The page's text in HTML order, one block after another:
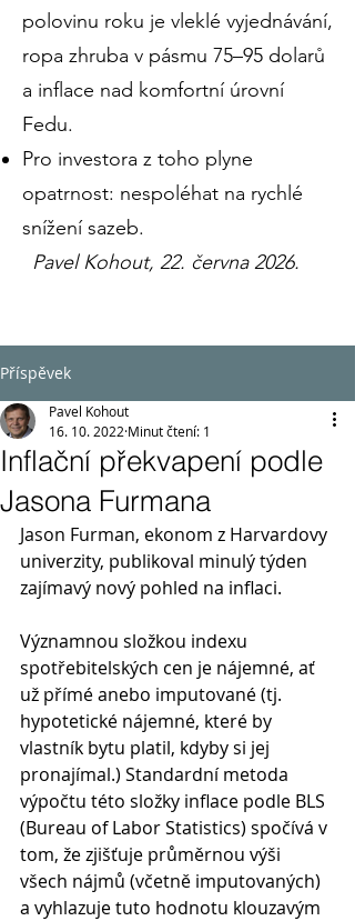
polovinu roku je vleklé vyjednávání,
ropa zhruba v pásmu 75–95 dolarů
a inflace nad komfortní úrovní
Fedu.
Pro investora z toho plyne
opatrnost: nespoléhat na rychlé
snížení sazeb.
Pavel Kohout, 22. června 2026.
Příspěvek
Inflační překvapení podle
Jasona Furmana
Pavel Kohout
16. 10. 2022 Minut čtení: 1
Jason Furman, ekonom z Harvardovy
univerzity, publikoval minulý týden
zajímavý nový pohled na inflaci.
Významnou složkou indexu
spotřebitelských cen je nájemné, ať
už přímé anebo imputované (tj.
hypotetické nájemné, které by
vlastník bytu platil, kdyby si jej
pronajímal.) Standardní metoda
výpočtu této složky inflace podle BLS
(Bureau of Labor Statistics) spočívá v
tom, že zjišťuje průměrnou výši
všech nájmů (včetně imputovaných)
a vyhlazuje tuto hodnotu klouzavým